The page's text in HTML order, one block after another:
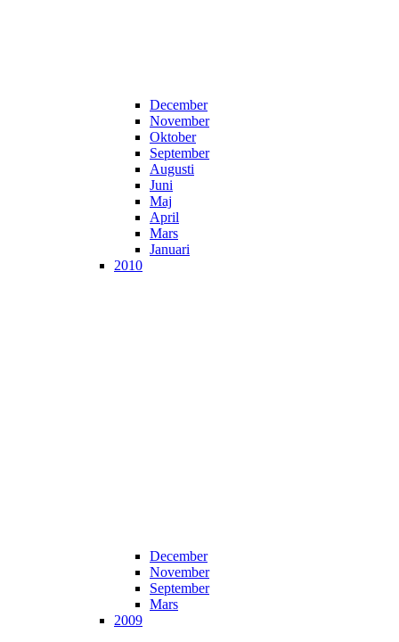
December
November
Oktober
September
Augusti
Juni
Maj
April
Mars
Januari
2010
December
November
September
Mars
2009